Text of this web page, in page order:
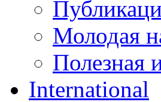
Молодая
Полезная
International